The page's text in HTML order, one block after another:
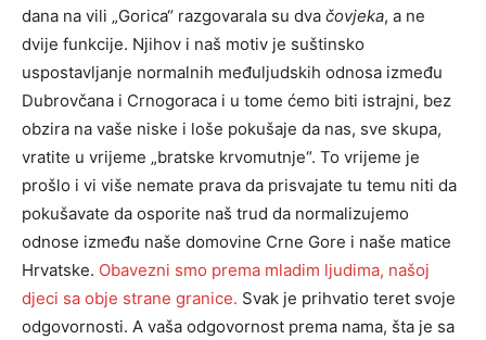
dana na vili „Gorica“ razgovarala su dva čovjeka, a ne
dvije funkcije. Njihov i naš motiv je suštinsko
uspostavljanje normalnih međuljudskih odnosa između
Dubrovčana i Crnogoraca i u tome ćemo biti istrajni, bez
obzira na vaše niske i loše pokušaje da nas, sve skupa,
vratite u vrijeme „bratske krvomutnje“. To vrijeme je
prošlo i vi više nemate prava da prisvajate tu temu niti da
pokušavate da osporite naš trud da normalizujemo
odnose između naše domovine Crne Gore i naše matice
Hrvatske. Obavezni smo prema mladim ljudima, našoj
djeci sa obje strane granice. Svak je prihvatio teret svoje
odgovornosti. A vaša odgovornost prema nama, šta je sa